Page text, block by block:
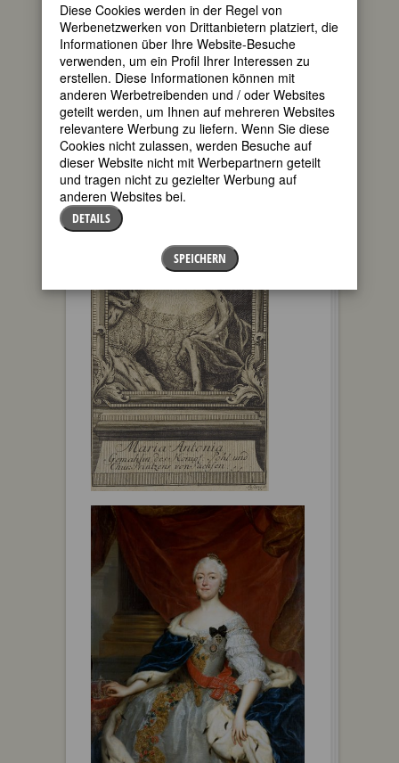
eignen Composition. Sie liess mich alle
Morgen zu sich holen. Was Stellung und
Gestikulation anbetraf, so hatte sie
wenig Mühe, denn damit hatte mich
mein Tanzmeister schon genug gequält,
indem er behauptete, dass ich es doch
gewiss einmal brauchen würde; aber
das Rezitativ, worin ich noch sehr zurück
war, habe ich ihr ganz zu verdanken.”
Diese Cookies werden in der Regel von
Werbenetzwerken von Drittanbietern platziert, die
Informationen über Ihre Website-Besuche
verwenden, um ein Profil Ihrer Interessen zu
erstellen. Diese Informationen können mit
anderen Werbetreibenden und / oder Websites
geteilt werden, um Ihnen auf mehreren Websites
relevantere Werbung zu liefern. Wenn Sie diese
Cookies nicht zulassen, werden Besuche auf
dieser Website nicht mit Werbepartnern geteilt
und tragen nicht zu gezielter Werbung auf
anderen Websites bei.
DETAILS
SPEICHERN